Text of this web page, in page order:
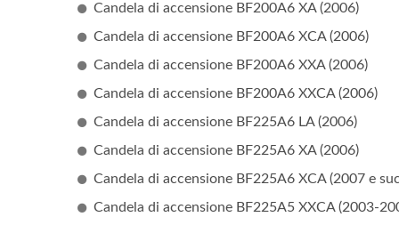
Candela di accensione BF200A6 XA (2006)
Candela di accensione BF200A6 XCA (2006)
Candela di accensione BF200A6 XXA (2006)
Candela di accensione BF200A6 XXCA (2006)
Candela di accensione BF225A6 LA (2006)
Candela di accensione BF225A6 XA (2006)
Candela di accensione BF225A6 XCA (2007 e
Candela di accensione BF225A5 XXCA (2003-